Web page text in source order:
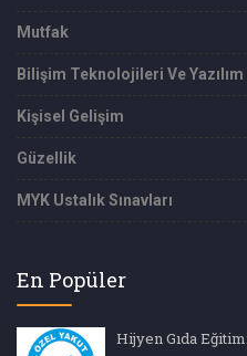
Mutfak
Bilişim Teknolojileri Ve Yazılım
Kişisel Gelişim
Güzellik
MYK Ustalık Sınavları
En Popüler
Hijyen Gıda